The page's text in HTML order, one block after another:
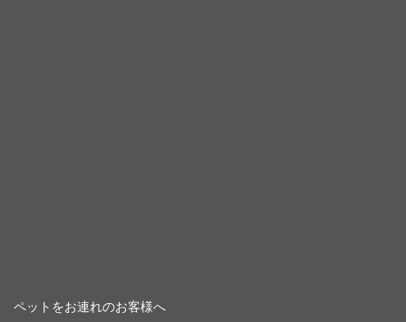
ペットをお連れのお客様へ